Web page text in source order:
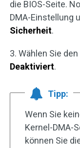
die BIOS-Seite.
DMA-Einstellung
Sicherheit.
3. Wählen Sie den
Deaktiviert.
Tipp:
Wenn Sie
Kernel-DMA-
können Sie